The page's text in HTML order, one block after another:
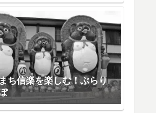
ち信楽を楽しむ！ぶらり